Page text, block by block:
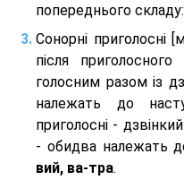
попереднього складу:
Сонорні приголосні
після
голосним разом із
належать до
приголосні -
- обидва належать
вий, ва-тра.